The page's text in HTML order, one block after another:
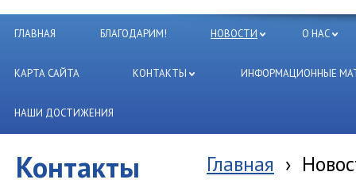
ГЛАВНАЯ БЛАГОДАРИМ! НОВОСТИ О НАС
КАРТА САЙТА КОНТАКТЫ ИНФОРМАЦИОННЫЕ
НАШИ ДОСТИЖЕНИЯ
Контакты Главная ›